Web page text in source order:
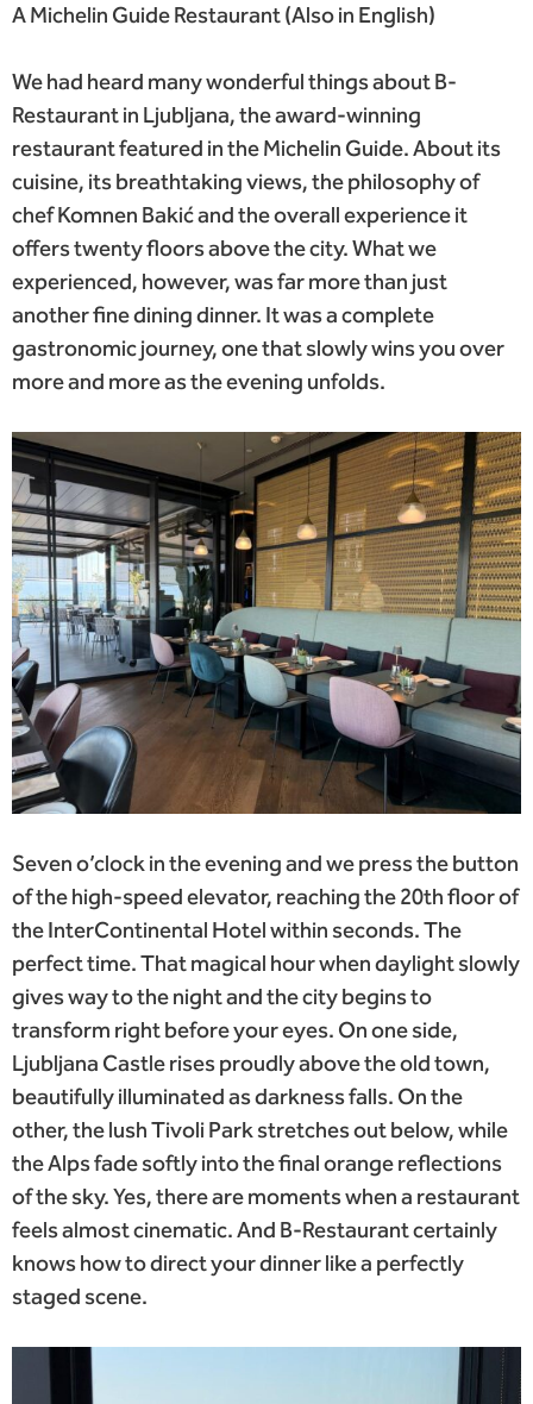
A Michelin Guide Restaurant (Also in English)
We had heard many wonderful things about B-
Restaurant in Ljubljana, the award-winning
restaurant featured in the Michelin Guide. About its
cuisine, its breathtaking views, the philosophy of
chef Komnen Bakić and the overall experience it
offers twenty floors above the city. What we
experienced, however, was far more than just
another fine dining dinner. It was a complete
gastronomic journey, one that slowly wins you over
more and more as the evening unfolds.
Seven o’clock in the evening and we press the button
of the high-speed elevator, reaching the 20th floor of
the InterContinental Hotel within seconds. The
perfect time. That magical hour when daylight slowly
gives way to the night and the city begins to
transform right before your eyes. On one side,
Ljubljana Castle rises proudly above the old town,
beautifully illuminated as darkness falls. On the
other, the lush Tivoli Park stretches out below, while
the Alps fade softly into the final orange reflections
of the sky. Yes, there are moments when a restaurant
feels almost cinematic. And B-Restaurant certainly
knows how to direct your dinner like a perfectly
staged scene.